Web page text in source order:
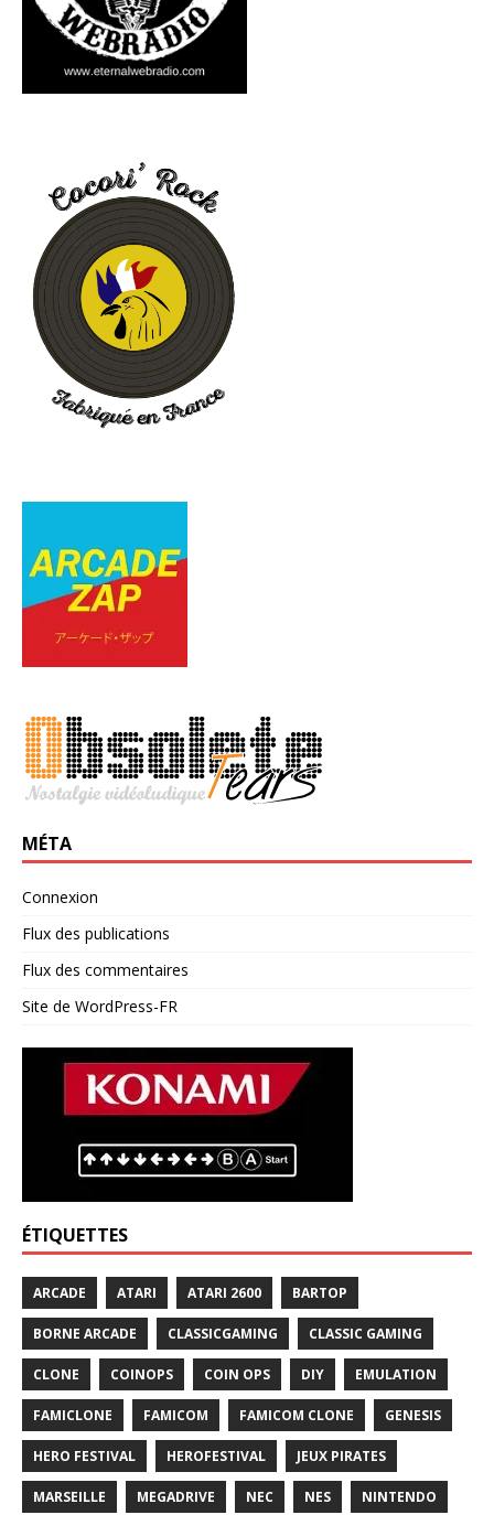
MÉTA
Connexion
Flux des publications
Flux des commentaires
Site de WordPress-FR
ÉTIQUETTES
ARCADE ATARI ATARI 2600 BARTOP
BORNE ARCADE CLASSICGAMING CLASSIC GAMING
CLONE COINOPS COIN OPS DIY EMULATION
FAMICLONE FAMICOM FAMICOM CLONE GENESIS
HERO FESTIVAL HEROFESTIVAL JEUX PIRATES
MARSEILLE MEGADRIVE NEC NES NINTENDO